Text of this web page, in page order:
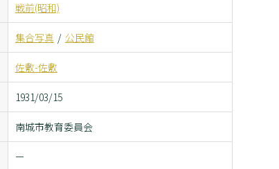
戦前(昭和)
集合写真 公民館
佐敷-佐敷
1931/03/15
南城市教育委員会
ー